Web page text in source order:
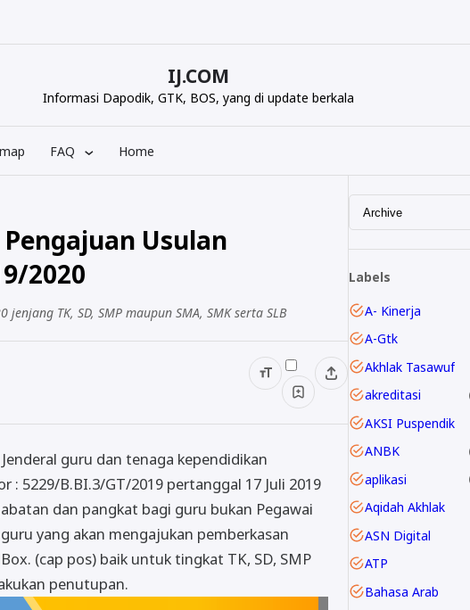
IJ.COM
Informasi Dapodik, GTK, BOS, yang di update berkala
FAQ Home
Usulan
2020
TK, SD, SMP maupun SMA, SMK serta SLB
guru dan tenaga kependidikan
: 5229/B.BI.3/GT/2019 pertanggal 17 Juli 2019
dan pangkat bagi guru bukan Pegawai
yang akan mengajukan pemberkasan
(cap pos) baik untuk tingkat TK, SD, SMP
penutupan.
Labels
A- Kinerja
A-Gtk
Akhlak Tasawuf
akreditasi
AKSI Puspendik
ANBK
aplikasi
Aqidah Akhlak
ASN Digital
ATP
Bahasa Arab